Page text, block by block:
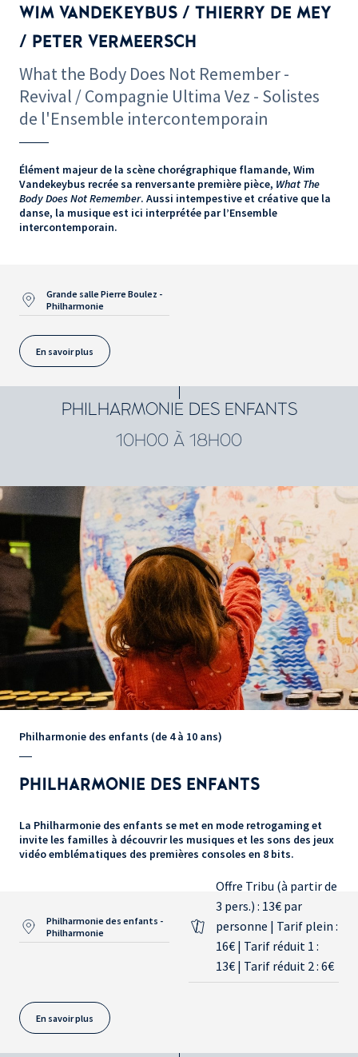
WIM VANDEKEYBUS / THIERRY DE MEY
/ PETER VERMEERSCH
What the Body Does Not Remember -
Revival / Compagnie Ultima Vez - Solistes
de l'Ensemble intercontemporain
Élément majeur de la scène chorégraphique flamande, Wim
Vandekeybus recrée sa renversante première pièce, What The
Body Does Not Remember. Aussi intempestive et créative que la
danse, la musique est ici interprétée par l’Ensemble
intercontemporain.
Grande salle Pierre Boulez -
Philharmonie
En savoir plus
PHILHARMONIE DES ENFANTS
10H00 À 18H00
Philharmonie des enfants (de 4 à 10 ans)
PHILHARMONIE DES ENFANTS
La Philharmonie des enfants se met en mode retrogaming et
invite les familles à découvrir les musiques et les sons des jeux
vidéo emblématiques des premières consoles en 8 bits.
Philharmonie des enfants -
Philharmonie
Offre Tribu (à partir de
3 pers.) : 13€ par
personne | Tarif plein :
16€ | Tarif réduit 1 :
13€ | Tarif réduit 2 : 6€
En savoir plus